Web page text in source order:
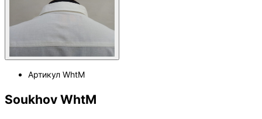
Артикул WhtM
Soukhov WhtM